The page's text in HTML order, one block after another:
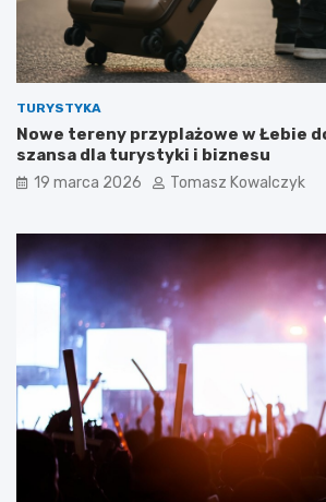
TURYSTYKA
Nowe tereny przyplażowe w Łebie
szansa dla turystyki i biznesu
19 marca 2026 Tomasz Kowalczyk